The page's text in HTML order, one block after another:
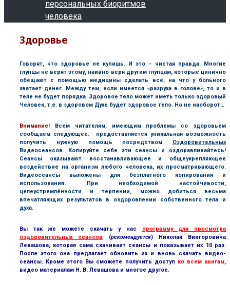
персональных биоритмов
человека
Здоровье
Говорят, что здоровье не купишь. И это – чистая правда. Многие
глупцы не верят этому, наивно веря другим глупцам, которые цинично
обещают с помощью медицины сделать всё, на что у больного
хватает денег. Между тем, если имеется «разруха в голове», то и в
теле не будет порядка. Здоровое тело может иметь только здоровый
Человек, т.е. в здоровом Духе будет здоровое тело. Но не наоборот…
Внимание! Всем читателям, имеющим проблемы со здоровьем
сообщаем следующее: предоставляется уникальная возможность
получить нужную помощь посредством Оздоровительных
Видеосеансов. Копируйте себе эти сеансы и оздоравливайтесь!
Сеансы оказывают восстанавливающее и общеукрепляющее
воздействие на организм любого человека, их просматривающего.
Видеосеансы выложены для безплатного копирования и
использования. При необходимой настойчивости,
целеустремлённости и терпении, можно добиться весьма
впечатляющих результатов в оздоровлении собственного тела и
духа.
Вы так же можете скачать у нас
программу для просмотра
оздоровительных сеансов (рекомендуется) Николая Викторовича
Левашова, которая сама скачивает сеансы и показывает их 10 раз.
После этого она предлагает обновить их и вновь скачать видео-
сеансы. Кроме этого Вы сможете получить доступ ко всем книгам,
видео материалам Н. В. Левашова и многое другое.